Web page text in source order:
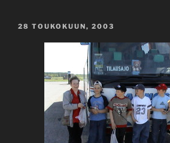
JULKAISTU
28 TOUKOKUUN, 2003